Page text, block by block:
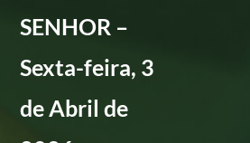
SENHOR –
Sexta-feira, 3
de Abril de